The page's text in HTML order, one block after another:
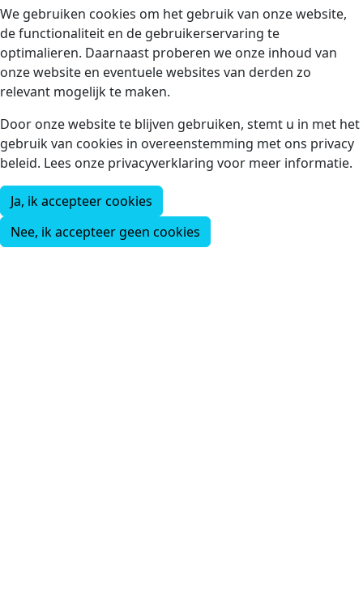
We gebruiken cookies om het gebruik van onze website,
de functionaliteit en de gebruikerservaring te
optimalieren. Daarnaast proberen we onze inhoud van
onze website en eventuele websites van derden zo
relevant mogelijk te maken.
Door onze website te blijven gebruiken, stemt u in met het
gebruik van cookies in overeenstemming met ons privacy
beleid. Lees onze privacyverklaring voor meer informatie.
Ja, ik accepteer cookies
Nee, ik accepteer geen cookies